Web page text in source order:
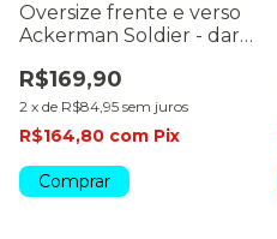
Oversize frente e verso
Ackerman Soldier - dark
R$169,90
2 x de R$84,95 sem juros
R$164,80 com Pix
Comprar